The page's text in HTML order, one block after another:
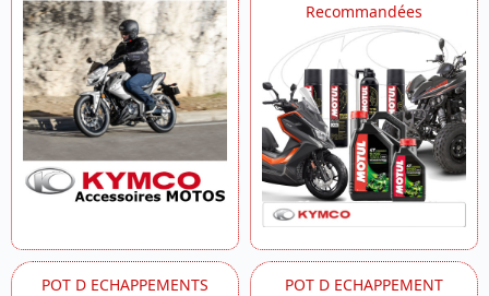
Recommandées
POT D ECHAPPEMENTS
POT D ECHAPPEMENT